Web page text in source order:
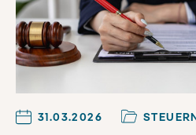
31.03.2026